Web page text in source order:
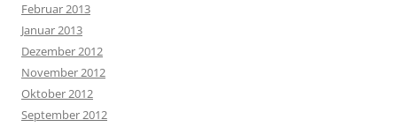
Februar 2013
Januar 2013
Dezember 2012
November 2012
Oktober 2012
September 2012